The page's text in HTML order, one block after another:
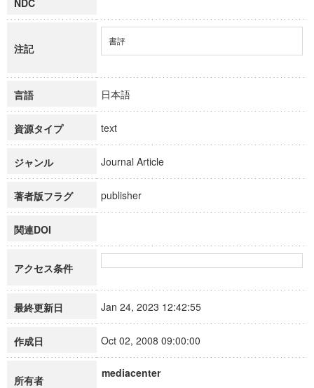
NDC
注記
書評
言語 日本語
資源タイプ text
ジャンル Journal Article
著者版フラグ publisher
関連DOI
アクセス条件
最終更新日 Jan 24, 2023 12:42:55
作成日 Oct 02, 2008 09:00:00
所有者
mediacenter